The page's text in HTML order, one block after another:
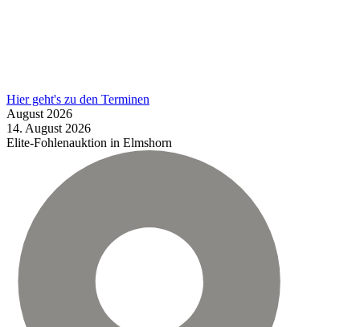
Hier geht's zu den Terminen
August 2026
14. August 2026
Elite-Fohlenauktion in Elmshorn